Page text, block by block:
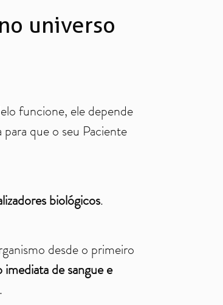
universo
funcione, ele depende
que o seu Paciente
biológicos.
desde o primeiro
de sangue e